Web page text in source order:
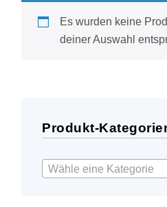
Es wurden keine
deiner Auswahl
Produkt-
Wähle eine Kategorie